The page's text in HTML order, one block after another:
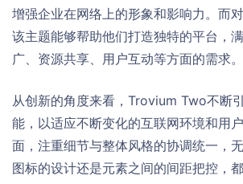
增强企业在网络上的形象和影响力。而
该主题能够帮助他们打造独特的平台，
广、资源共享、用户互动等方面的需求。
从创新的角度来看，Trovium Two不断
能，以适应不断变化的互联网环境和用
面，注重细节与整体风格的协调统一，
图标的设计还是元素之间的间距把控，